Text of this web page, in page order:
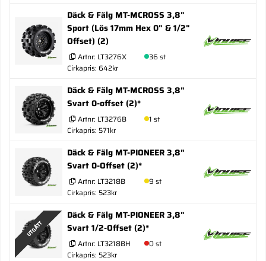
Däck & Fälg MT-MCROSS 3,8"
Sport (Lös 17mm Hex 0" & 1/2"
Offset) (2)
Artnr: LT3276X
36 st
Cirkapris: 642kr
Däck & Fälg MT-MCROSS 3,8"
Svart 0-offset (2)*
Artnr: LT3276B
1 st
Cirkapris: 571kr
Däck & Fälg MT-PIONEER 3,8"
Svart 0-Offset (2)*
Artnr: LT3218B
9 st
Cirkapris: 523kr
UTGÅTT
Däck & Fälg MT-PIONEER 3,8"
Svart 1/2-Offset (2)*
Artnr: LT3218BH
0 st
Cirkapris: 523kr